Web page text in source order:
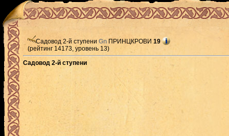
Садовод 2-й ступени Gn ПРИНЦКРОВИ 19
(рейтинг 14173, уровень 13)
Садовод 2-й ступени